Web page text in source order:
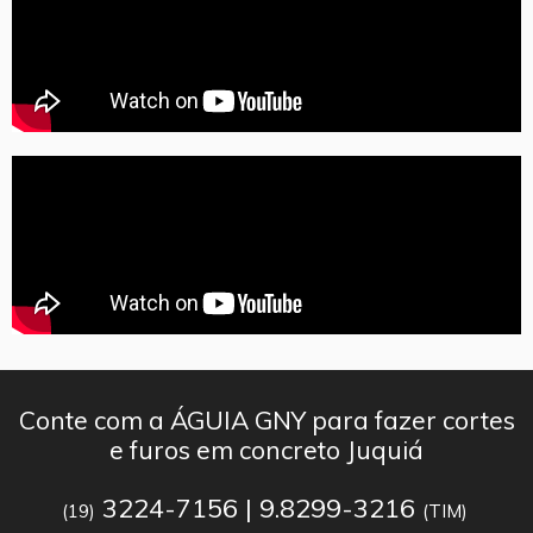
Conte com a ÁGUIA GNY para fazer cortes
e furos em concreto Juquiá
(19) 3224-7156 | 9.8299-3216 (TIM)